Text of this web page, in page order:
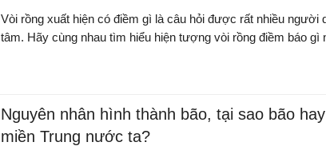
Vòi rồng xuất hiện có điềm gì là câu hỏi được rất nhiều người
tâm. Hãy cùng nhau tìm hiểu hiện tượng vòi rồng điềm báo gì
Nguyên nhân hình thành bão, tại sao bão
miền Trung nước ta?